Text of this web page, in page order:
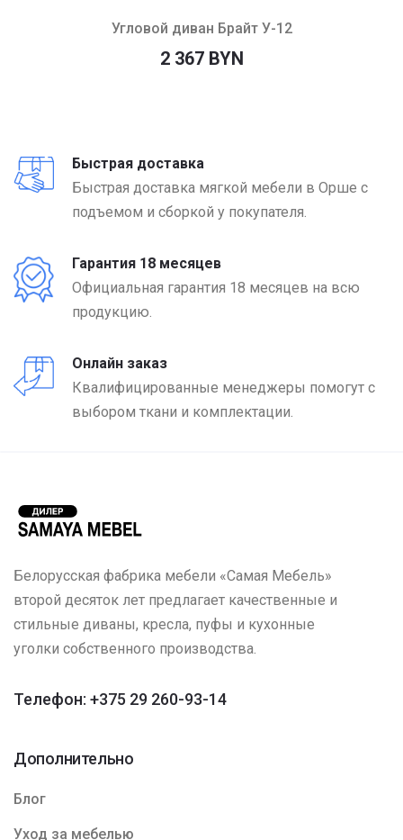
Угловой диван Брайт У-12
2 367 BYN
Быстрая доставка
Быстрая доставка мягкой мебели в Орше с
подъемом и сборкой у покупателя.
Гарантия 18 месяцев
Официальная гарантия 18 месяцев на всю
продукцию.
Онлайн заказ
Квалифицированные менеджеры помогут с
выбором ткани и комплектации.
Белорусская фабрика мебели «Самая Мебель»
второй десяток лет предлагает качественные и
стильные диваны, кресла, пуфы и кухонные
уголки собственного производства.
Телефон: +375 29 260-93-14
Дополнительно
Блог
Уход за мебелью